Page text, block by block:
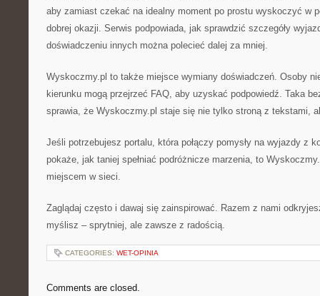
aby zamiast czekać na idealny moment po prostu wyskoczyć w
dobrej okazji. Serwis podpowiada, jak sprawdzić szczegóły
doświadczeniu innych można polecieć dalej za mniej.
Wyskoczmy.pl to także miejsce wymiany doświadczeń. Osoby
kierunku mogą przejrzeć FAQ, aby uzyskać podpowiedź. Taka
sprawia, że Wyskoczmy.pl staje się nie tylko stroną z tekstami,
Jeśli potrzebujesz portalu, która połączy pomysły na wyjazdy z
pokaże, jak taniej spełniać podróżnicze marzenia, to
miejscem w sieci.
Zaglądaj często i dawaj się zainspirować. Razem z nami
myślisz – sprytniej, ale zawsze z radością.
CATEGORIES: WET-OPINIA
Comments are closed.